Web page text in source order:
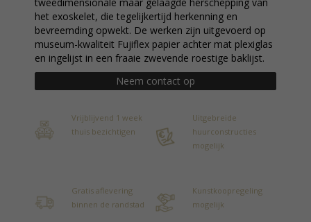
het exoskelet, die tegelijkertijd herkenning en
bevreemding opwekt. De werken zijn uitgevoerd op
museum-kwaliteit Fujiflex papier achter mat plexiglas
en ingelijst in een fraaie zwevende roestige baklijst.
Neem contact op
Vrijblijvend 1 week
thuis bezichtigen
Uitgebreide
huurconstructies
mogelijk
Gratis aflevering
binnen de randstad
Kunstkoopregeling
mogelijk